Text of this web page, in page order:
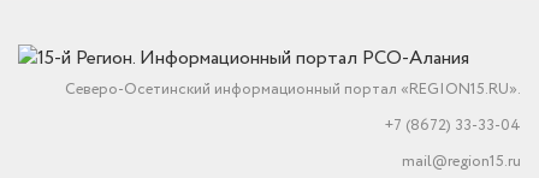
Северо-Осетинский информационный портал «REGION15.RU».
+7 (8672) 33-33-04
mail@region15.ru